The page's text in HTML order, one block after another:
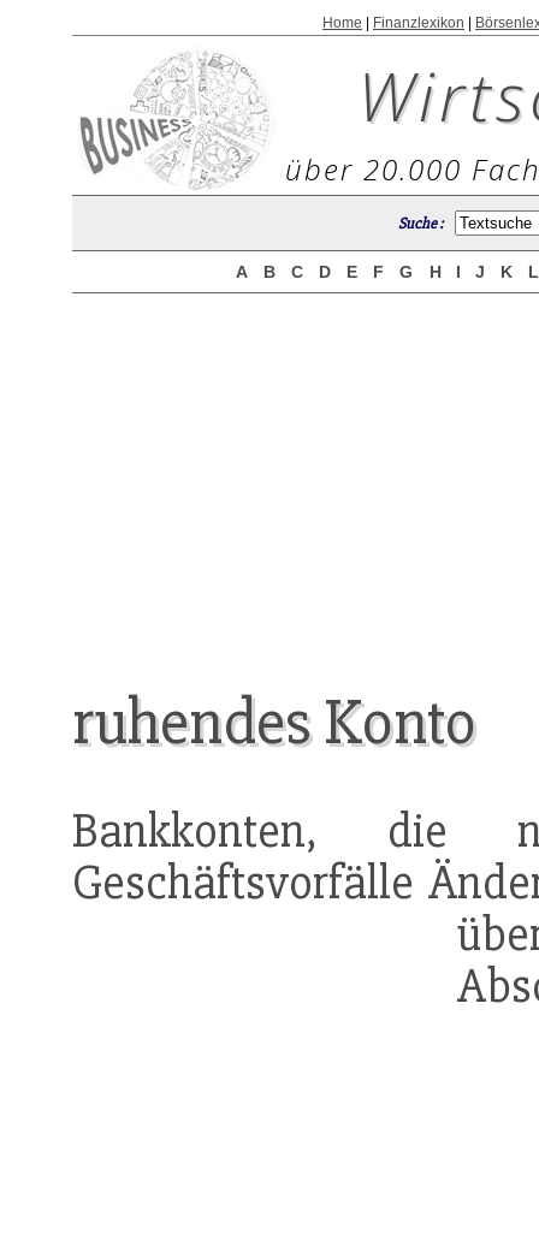
Home Finanzlexikon
über 20.000
Suche :
A B C D E F G H I J K
ruhendes Konto
Bankkonten, die
Geschäftsvorfälle